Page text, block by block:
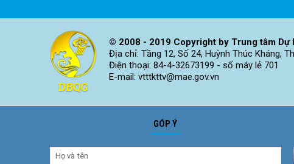
© 2008 - 2019 Copyright by Trung tâm Dự
Địa chỉ: Tầng 12, Số 24, Huỳnh Thúc Kháng,
Điện thoại: 84-4-32673199 - số máy lẻ 701
E-mail: vtttkttv@mae.gov.vn
GÓP Ý